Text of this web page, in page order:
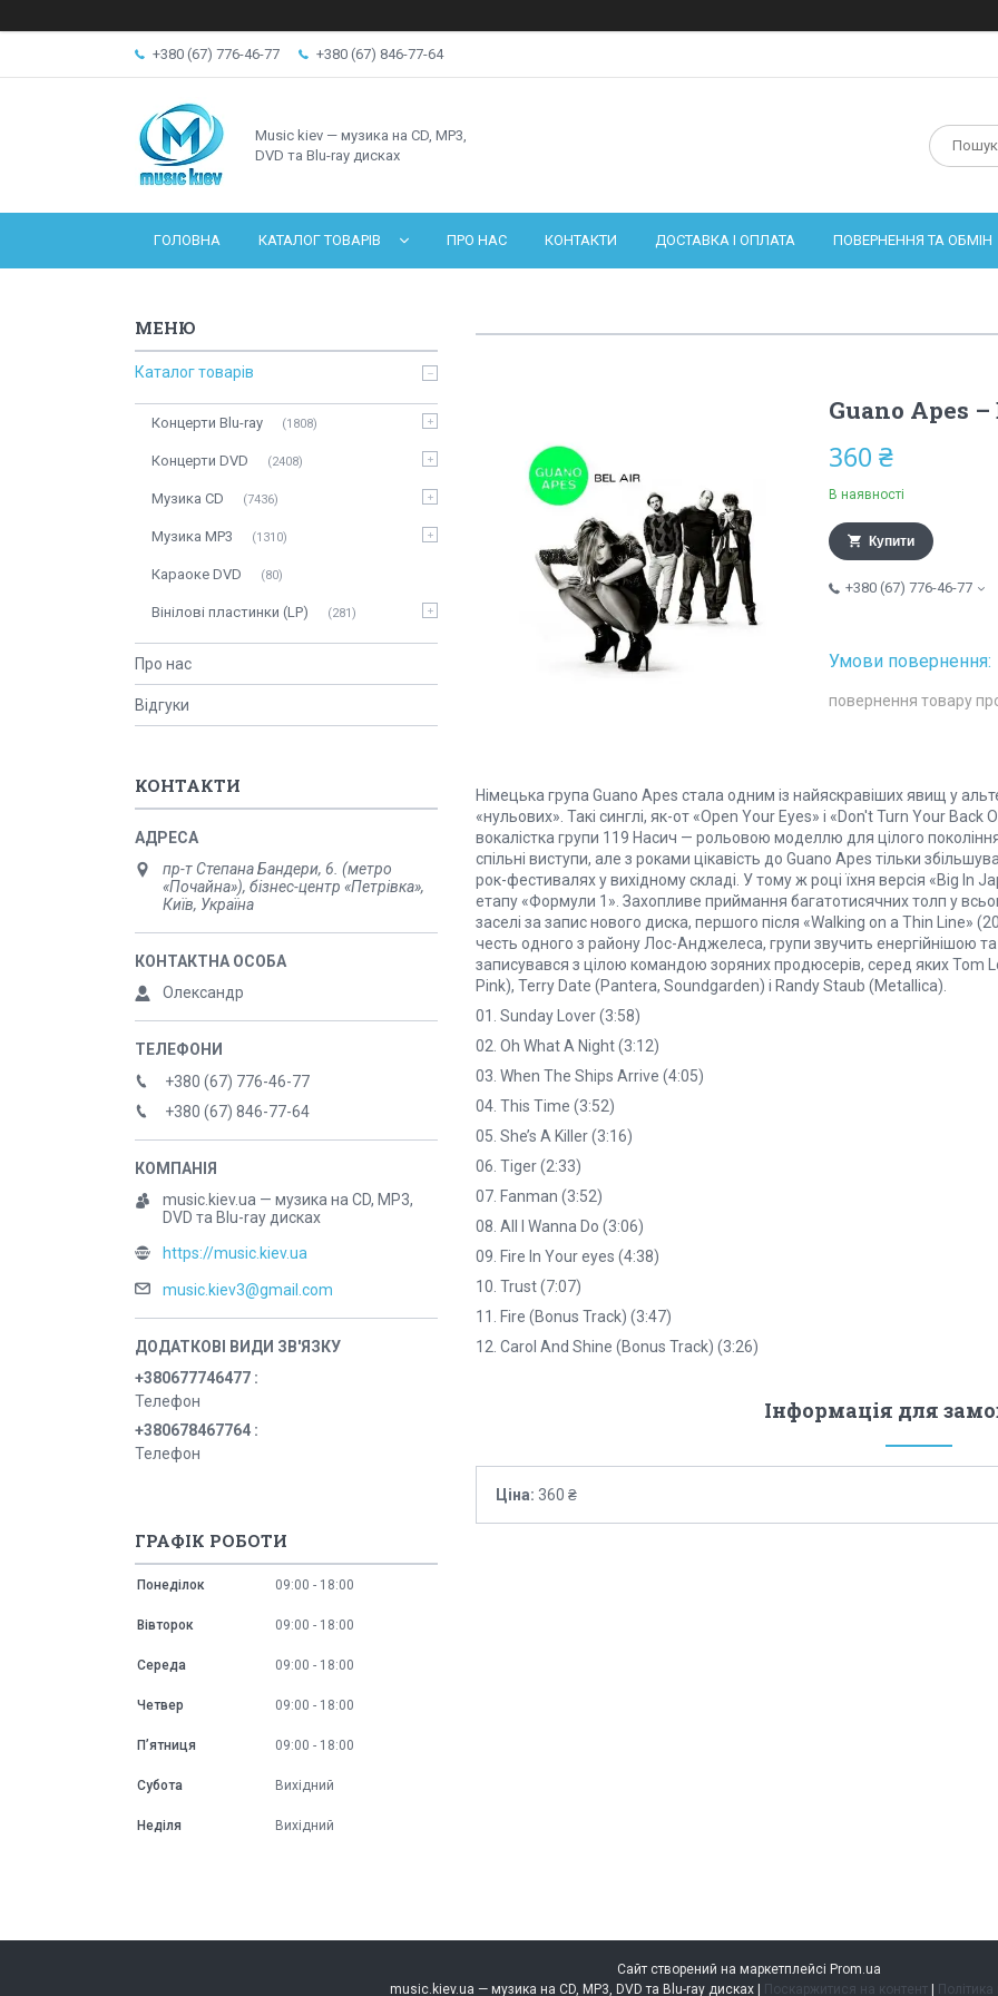
+380 (67) 776-46-77 +380 (67) 846-77-64
Music kiev — музика на CD, MP3,
DVD та Blu-ray дисках
ГОЛОВНА КАТАЛОГ ТОВАРІВ ПРО НАС КОНТАКТИ ДОСТАВКА І ОПЛАТА ПОВЕРНЕННЯ ТА ОБМІН
Guano Apes
360 ₴
В наявності
Купити
+380 (67) 776-46-77
повернення товару
Німецька група Guano Apes стала одним із найяскравіших явищ у
«нульових». Такі синглі, як-от «Open Your Eyes» і «Don't Turn Your
вокалістка групи 119 Насич — рольовою моделлю для цілого
спільні виступи, але з роками цікавість до Guano Apes тільки
рок-фестивалях у вихідному складі. У тому ж році їхня версія «Big In
етапу «Формули 1». Захопливе приймання багатотисячних толп у
заселі за запис нового диска, першого після «Walking on a Thin Line»
честь одного з району Лос-Анджелеса, групи звучить енергійнішою
записувався з цілою командою зоряних продюсерів, серед яких Tom
Pink), Terry Date (Pantera, Soundgarden) і Randy Staub (Metallica).
01. Sunday Lover (3:58)
02. Oh What A Night (3:12)
03. When The Ships Arrive (4:05)
04. This Time (3:52)
05. She’s A Killer (3:16)
06. Tiger (2:33)
07. Fanman (3:52)
08. All I Wanna Do (3:06)
09. Fire In Your eyes (4:38)
10. Trust (7:07)
11. Fire (Bonus Track) (3:47)
12. Carol And Shine (Bonus Track) (3:26)
Інформація для
Ціна: 360 ₴
Каталог товарів
Концерти Blu-ray 1808
Концерти DVD 2408
Музика CD 7436
Музика MP3 1310
Караоке DVD 80
Вінілові пластинки (LP) 281
Про нас
Відгуки
КОНТАКТИ
пр-т Степана Бандери, 6. (метро
«Почайна»), бізнес-центр «Петрівка»,
Київ, Україна
Олександр
+380 (67) 776-46-77
+380 (67) 846-77-64
music.kiev.ua — музика на CD, MP3,
DVD та Blu-ray дисках
https://music.kiev.ua
music.kiev3@gmail.com
+380677746477
Телефон
+380678467764
Телефон
ГРАФІК РОБОТИ
Понеділок 09:00 18:00
Вівторок 09:00 18:00
Середа 09:00 18:00
Четвер 09:00 18:00
Пʼятниця 09:00 18:00
Субота Вихідний
Неділя Вихідний
Сайт створений на маркетплейсі Prom.ua
music.kiev.ua — музика на CD, MP3, DVD та Blu-ray дисках | Поскаржитися на контент | Політика